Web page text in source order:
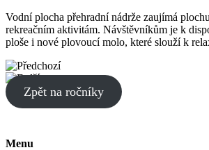
Vodní plocha přehradní nádrže zaujímá
rekreačním aktivitám. Návštěvníkům je k
ploše i nové plovoucí molo, které slouží k
Zpět na ročníky
Menu